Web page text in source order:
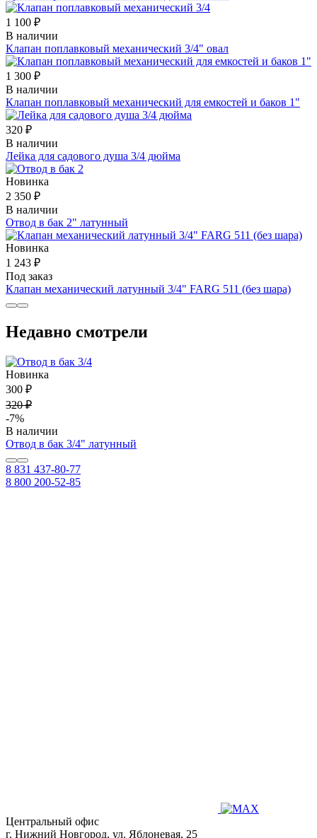
1 100 ₽
В наличии
Клапан поплавковый механический 3/4" овал
1 300 ₽
В наличии
Клапан поплавковый механический для емкостей и баков 1"
320 ₽
В наличии
Лейка для садового душа 3/4 дюйма
Новинка
2 350 ₽
В наличии
Отвод в бак 2" латунный
Новинка
1 243 ₽
Под заказ
Клапан механический латунный 3/4" FARG 511 (без шара)
Недавно смотрели
Новинка
300 ₽
320 ₽
-7%
В наличии
Отвод в бак 3/4" латунный
8 831 437-80-77
8 800 200-52-85
Центральный офис
г. Нижний Новгород, ул. Яблоневая, 25